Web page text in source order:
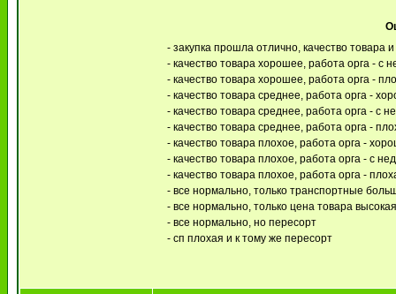
- закупка прошла отлично, качество товара
- качество товара хорошее, работа орга - с
- качество товара хорошее, работа орга -
- качество товара среднее, работа орга -
- качество товара среднее, работа орга - с
- качество товара среднее, работа орга -
- качество товара плохое, работа орга -
- качество товара плохое, работа орга - с
- качество товара плохое, работа орга -
- все нормально, только транспортные
- все нормально, только цена товара
- все нормально, но пересорт
- сп плохая и к тому же пересорт